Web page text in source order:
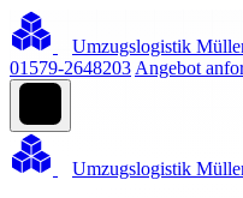
Umzugslogistik
01579-2648203 Angebot
Umzugslogistik